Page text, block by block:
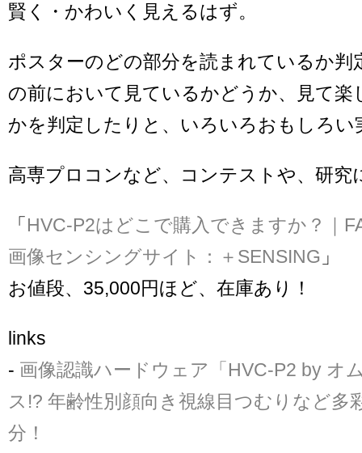
賢く・かわいく見えるはず。
ポスターのどの部分を読まれているか判
の前において見ているかどうか、見て楽
かを判定したりと、いろいろおもしろい
高専プロコンなど、コンテストや、研究
「 HVC-P2はどこで購入できますか？｜
画像センシングサイト：＋SENSING 」
お値段、35,000円ほど、在庫あり！
links
- 画像認識ハードウェア「HVC-P2 by オ
ス!? 年齢性別顔向き視線目つむりなど多
分！